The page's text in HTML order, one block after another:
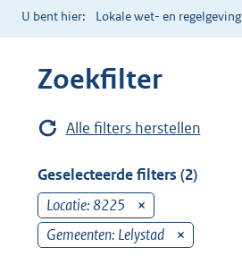
binnen
U bent hier: Lokale wet- en regelgeving
Zoekfilter
Alle filters herstellen
Geselecteerde filters (2)
Locatie: 8225
e
r
Gemeenten: Lelystad